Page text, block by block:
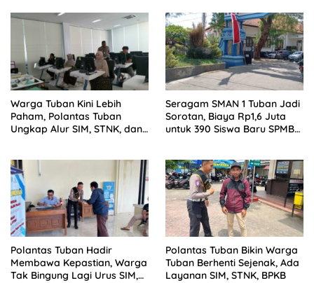
Warga Tuban Kini Lebih
Paham, Polantas Tuban
Ungkap Alur SIM, STNK, dan
Seragam SMAN 1 Tuban Jadi
Sorotan, Biaya Rp1,6 Juta
untuk 390 Siswa Baru SPMB
Polantas Tuban Hadir
Membawa Kepastian, Warga
Tak Bingung Lagi Urus SIM,
Polantas Tuban Bikin Warga
Tuban Berhenti Sejenak, Ada
Layanan SIM, STNK, BPKB